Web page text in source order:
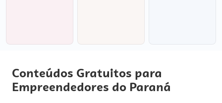
Conteúdos Gratuitos para
Empreendedores do Paraná